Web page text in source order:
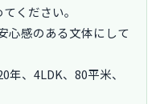
ください。
心感のある文体にして
、4LDK、80平米、